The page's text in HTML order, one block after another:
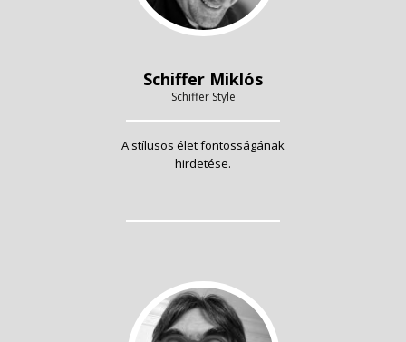
Schiffer Miklós
Schiffer Style
A stílusos élet fontosságának
hirdetése.